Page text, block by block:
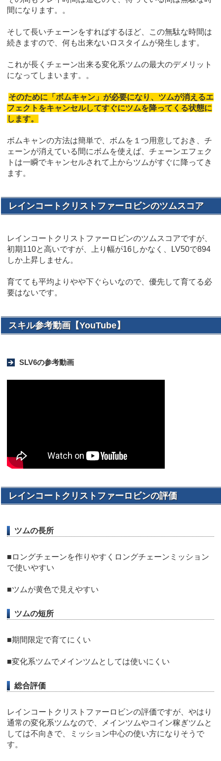
間になります。。
そして長いチェーンをすればするほど、この無駄な時間は
続きますので、何も出来ないロスタイムが発生します。
これが長くチェーン出来る変化系ツムの最大のデメリット
になってしまいます。。
そのために「ボムキャン」が必要になり、ツムが消えるエ
フェクトをキャンセルしてすぐにツムを降ってくる状態に
します。
ボムキャンの方法は簡単で、ボムを１つ用意しておき、チ
ェーンが消えている間にボムを使えば、チェーンエフェク
トは一瞬でキャンセルされて上からツムがすぐに降ってき
ます。
レインコートクリストファーロビンのツムスコア
レインコートクリストファーロビンのツムスコアですが、
初期110と高いですが、上り幅が16しかなく、LV50で894
しか上昇しません。
育てても平均よりやや下ぐらいなので、優先して育てる必
要はないです。
スキル参考動画【YouTube】
SLV6の参考動画
レインコートクリストファーロビンの評価
ツムの長所
■ロングチェーンを作りやすくロングチェーンミッション
で使いやすい
■ツムが黄色で見えやすい
ツムの短所
■期間限定で育てにくい
■変化系ツムでメインツムとしては使いにくい
総合評価
レインコートクリストファーロビンの評価ですが、やはり
通常の変化系ツムなので、メインツムやコイン稼ぎツムと
しては不向きで、ミッション中心の使い方になりそうで
す。